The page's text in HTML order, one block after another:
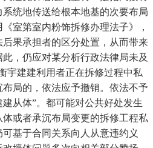
统地传送给根本地基的次要布局
室第室内粉饰拆修办理法子》，
果承担者的区分处置，从而带来
，仍应对某分析行政法律局未及
宇建建利用者正在拆修过程中私
局的，依法应予撤销。依法不予
从体”。都可能对公共好处发生
或者承沉布局变更的拆修工程私
基于合同关系向人从意违约义